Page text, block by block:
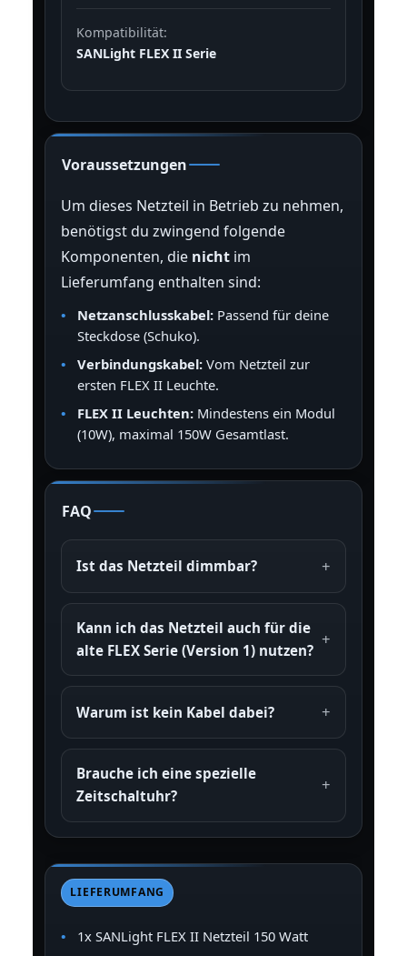
Kompatibilität:
SANLight FLEX II Serie
Voraussetzungen
Um dieses Netzteil in Betrieb zu nehmen,
benötigst du zwingend folgende
Komponenten, die nichtim
Lieferumfang enthalten sind:
Netzanschlusskabel:Passend für deine
Steckdose (Schuko).
Verbindungskabel:Vom Netzteil zur
ersten FLEX II Leuchte.
FLEX II Leuchten:Mindestens ein Modul
(10W), maximal 150W Gesamtlast.
FAQ
Ist das Netzteil dimmbar?
Kann ich das Netzteil auch für die
alte FLEX Serie (Version 1) nutzen?
Warum ist kein Kabel dabei?
Brauche ich eine spezielle
Zeitschaltuhr?
LIEFERUMFANG
1x SANLight FLEX II Netzteil 150 Watt